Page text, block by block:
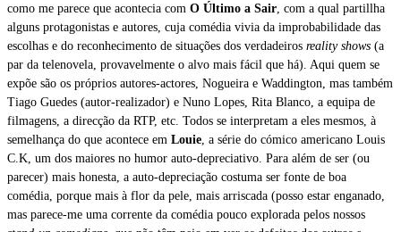
como me parece que acontecia com O Último a Sair , com a qual partillha
alguns protagonistas e autores, cuja comédia vivia da improbabilidade das
escolhas e do reconhecimento de situações dos verdadeiros reality shows (a
par da telenovela, provavelmente o alvo mais fácil que há). Aqui quem se
expõe são os próprios autores-actores, Nogueira e Waddington, mas também
Tiago Guedes (autor-realizador) e Nuno Lopes, Rita Blanco, a equipa de
filmagens, a direcção da RTP, etc. Todos se interpretam a eles mesmos, à
semelhança do que acontece em Louie , a série do cómico americano Louis
C.K, um dos maiores no humor auto-depreciativo. Para além de ser (ou
parecer) mais honesta, a auto-depreciação costuma ser fonte de boa
comédia, porque mais à flor da pele, mais arriscada (posso estar enganado,
mas parece-me uma corrente da comédia pouco explorada pelos nossos